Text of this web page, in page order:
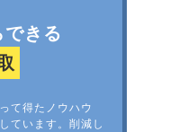
きる
て得たノウハウ
ています。削減し